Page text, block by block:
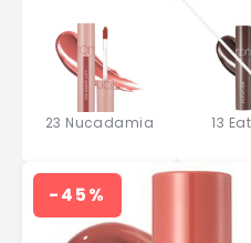
23 Nucadamia 13
-45%